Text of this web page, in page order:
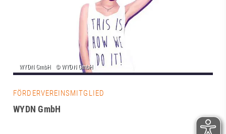
FÖRDERVEREINSMITGLIED
WYDN GmbH